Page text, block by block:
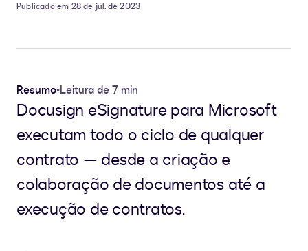
Publicado em 28 de jul. de 2023
Resumo•Leitura de 7 min
Docusign eSignature para Microsoft
executam todo o ciclo de qualquer
contrato — desde a criação e
colaboração de documentos até a
execução de contratos.